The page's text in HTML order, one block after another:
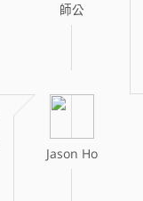
師公
Jason Ho